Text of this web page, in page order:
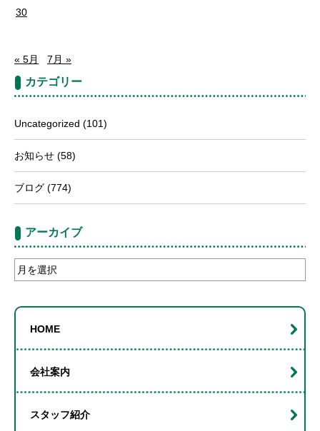
30
« 5月 7月 »
カテゴリー
Uncategorized (101)
お知らせ (58)
ブログ (774)
アーカイブ
ア
ー
HOME
会社案内
スタッフ紹介